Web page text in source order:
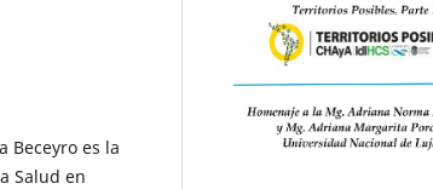
Beceyro es la
Salud en